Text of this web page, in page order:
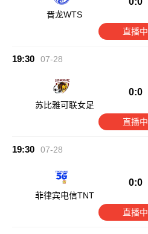
晋龙WTS
直播中
19:30 07-28
苏比雅可联女足
0:0
直播中
19:30 07-28
菲律宾电信TNT
0:0
直播中